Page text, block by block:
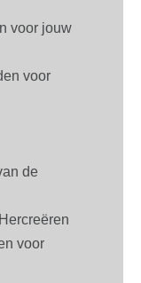
voor jouw
voor
de
voor